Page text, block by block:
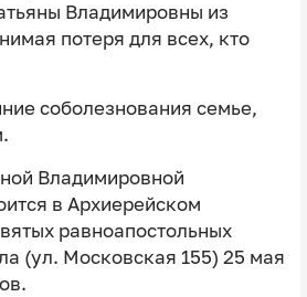
Владимировны из
потеря для всех, кто
соболезнования семье,
Владимировной
в Архиерейском
равноапостольных
(ул. Московская 155) 25 мая